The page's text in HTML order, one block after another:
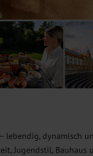
– lebendig, dynamisch
Jugendstil, Bauhaus
um Ihnen